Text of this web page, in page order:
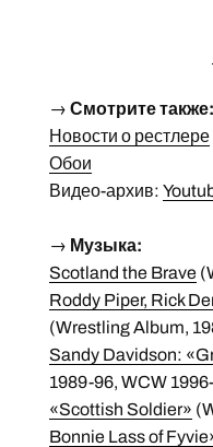
→ Смотрите также:
Новости о рестлере
Обои
Видео-архив:
→ Музыка:
Scotland the Brave
Roddy Piper, Rick
(Wrestling Album,
Sandy Davidson:
1989-96, WCW
«Scottish Soldier»
Bonnie Lass of